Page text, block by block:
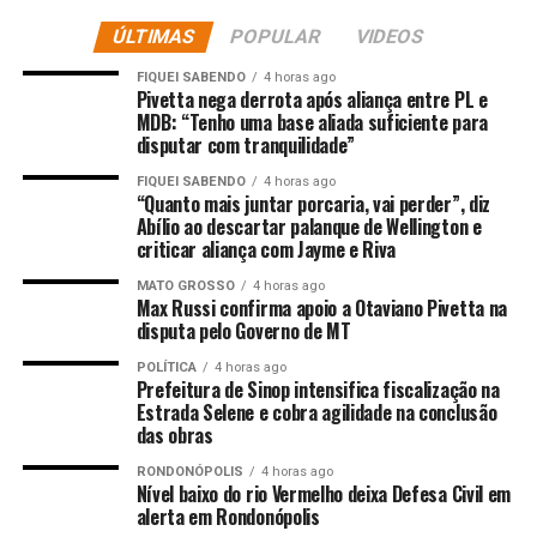
Nação está em respeitar seus povos, culturas,
ancestralidades e tudo que traduz a miscigenação
existente em um país de mais de 200 milhões de pessoas.
Em 13 de maio de 2025, completaram-se 137 anos da
abolição da escravatura no Brasil, que ocorreu com a
assinatura da Lei Áurea em 1888.
“Mesmo caminhando para quase 150 anos desde que os
negros deixaram de ser tutelados, marginalizados,
criminalizados e explorados, ainda se percebe uma
indiferença, um tratamento que ainda nos distância de
outros seres humanos, apenas por causa da cor de nossa
pele”, disse o deputado Juca do Guaraná falando em
nome da Assembleia Legislativa de Mato Grosso em
concorrida solenidade que contou com a presença de
diversas autoridades, como o desembargador Juvenal
Pereira e a juíza Renata do Carmo Evaristo Parreira,
ambos descendentes de pretos e pardos.
ÚLTIMAS POPULAR VIDEOS
FIQUEI SABENDO 4 horas ago
Pivetta nega derrota após aliança entre PL e
MDB: “Tenho uma base aliada suficiente para
disputar com tranquilidade”
FIQUEI SABENDO 4 horas ago
“Quanto mais juntar porcaria, vai perder”, diz
Abílio ao descartar palanque de Wellington e
criticar aliança com Jayme e Riva
MATO GROSSO 4 horas ago
Max Russi confirma apoio a Otaviano Pivetta na
disputa pelo Governo de MT
POLÍTICA 4 horas ago
Prefeitura de Sinop intensifica fiscalização na
Estrada Selene e cobra agilidade na conclusão
das obras
RONDONÓPOLIS 4 horas ago
Nível baixo do rio Vermelho deixa Defesa Civil em
alerta em Rondonópolis